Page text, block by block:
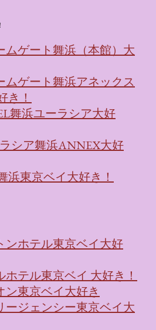
ムゲート舞浜（本館）大
ムゲート舞浜アネックス
き！
舞浜ユーラシア大好
シア舞浜ANNEX大好
浜東京ベイ大好き！
ンホテル東京ベイ大好
テル東京ベイ 大好き！
ン東京ベイ大好き
ージェンシー東京ベイ大